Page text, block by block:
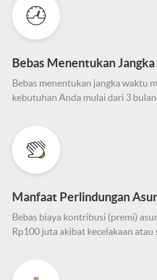
Bebas Menentukan
Bebas menentukan jangka waktu
kebutuhan Anda mulai dari 3
Manfaat Perlindungan
Bebas biaya kontribusi (premi)
Rp100 juta akibat kecelakaan atau